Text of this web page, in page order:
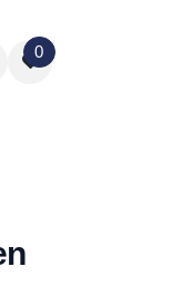
0